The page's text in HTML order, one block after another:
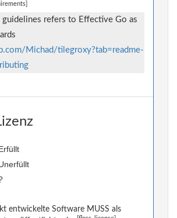
refers to Effective Go as
Michad/tilegroxy?tab=readme-
entwickelte Software MUSS als